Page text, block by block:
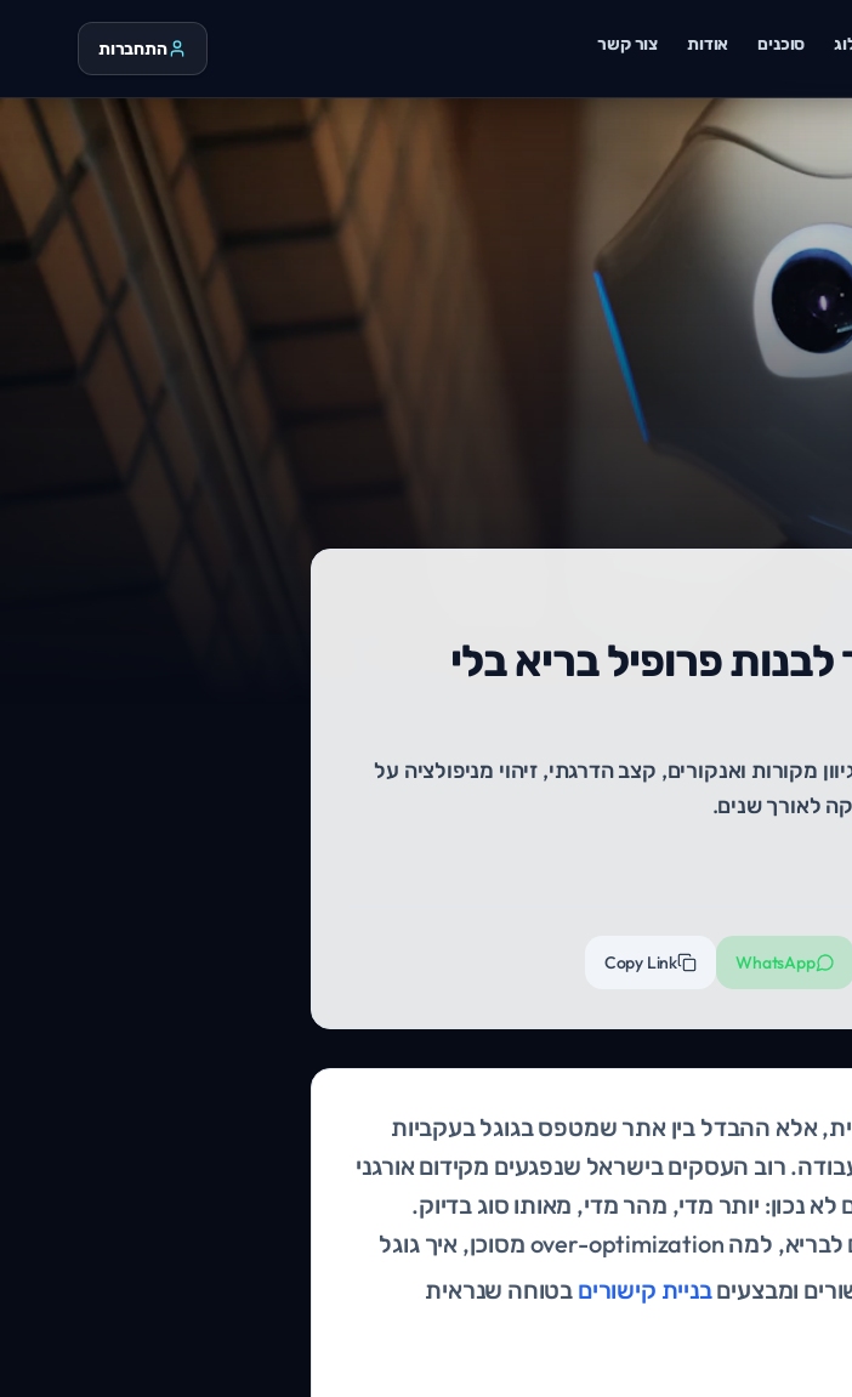
סוכנים אודות צור קשר התחברות
פרופיל בריא בלי
מקורות ואנקורים, קצב הדרגתי, זיהוי מניפולציה על
לאורך שנים.
WhatsApp
Copy Link
אלא ההבדל בין אתר שמטפס בגוגל בעקביות
רוב העסקים בישראל שנפגעים מקידום אורגני
נכון: יותר מדי, מהר מדי, מאותו סוג בדיוק.
בעמוד הזה נפרק מה הופך פרופיל קישורים לבריא, למה over-optimization מסוכן, איך גוגל
ומבצעיםבניית קישורים בטוחה שנראית